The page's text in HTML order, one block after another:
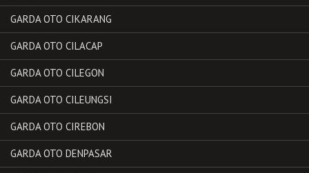
GARDA OTO CIKARANG
GARDA OTO CILACAP
GARDA OTO CILEGON
GARDA OTO CILEUNGSI
GARDA OTO CIREBON
GARDA OTO DENPASAR